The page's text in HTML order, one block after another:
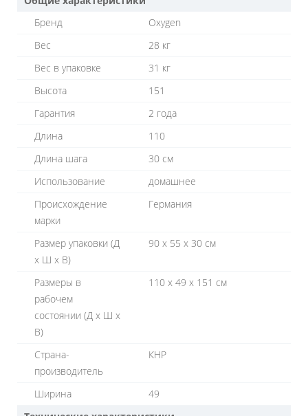
Бренд
Oxygen
Вес
28 кг
Вес в упаковке
31 кг
Высота
151
Гарантия
2 года
Длина
110
Длина шага
30 см
Использование
домашнее
Происхождение
марки
Германия
Размер упаковки (Д
х Ш х В)
90 x 55 x 30 см
Размеры в
рабочем
состоянии (Д х Ш х
В)
110 x 49 x 151 см
Страна-
производитель
КНР
Ширина
49